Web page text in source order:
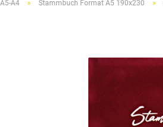
A4 » Stammbuch Format A5 190x230 »